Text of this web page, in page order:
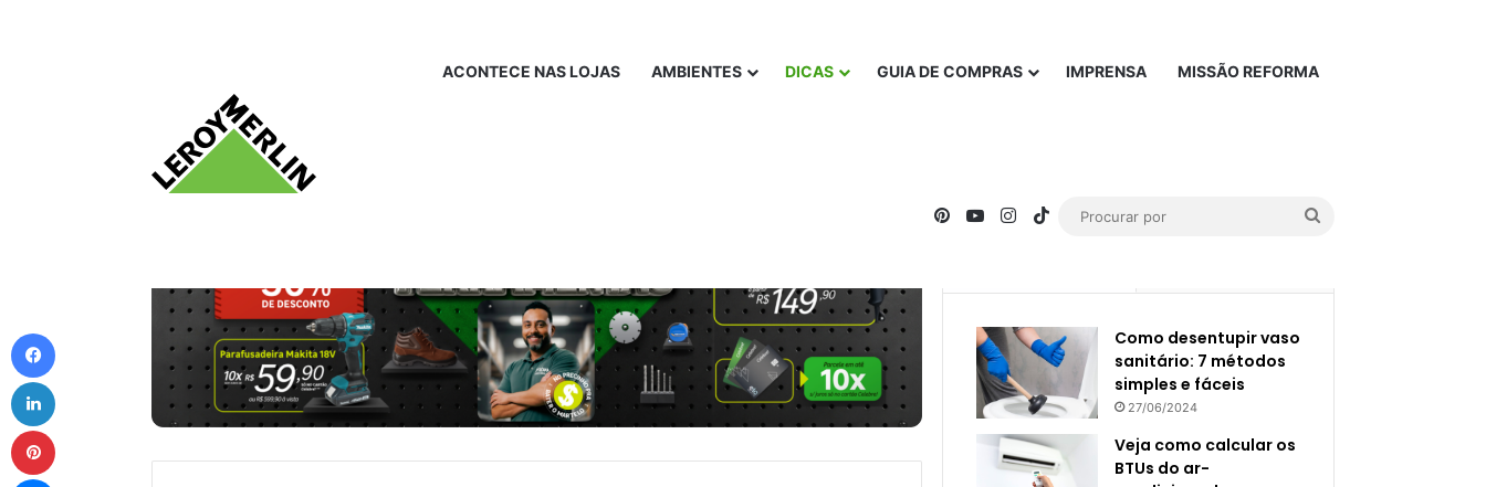
ACONTECE NAS LOJAS AMBIENTES DICAS GUIA DE COMPRAS IMPRENSA MISSÃO REFORMA
PinterestYouTubeInstagram
TikTok
Como desentupir vaso
sanitário: 7 métodos
simples e fáceis
27/06/2024
Veja como calcular os
BTUs do ar-